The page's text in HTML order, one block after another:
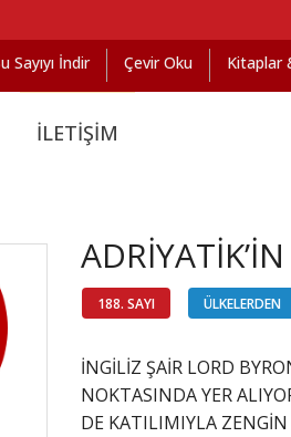
Sayıyı İndir Çevir Oku Kitaplar
İLETİŞİM
188. SAYI ÜLKELERDEN
İNGİLİZ ŞAİR LORD
NOKTASINDA YER
DE KATILIMIYLA